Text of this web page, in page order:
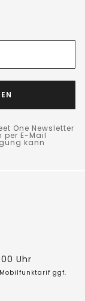
One Newsletter
per E-Mail
kann
Uhr
ggf.